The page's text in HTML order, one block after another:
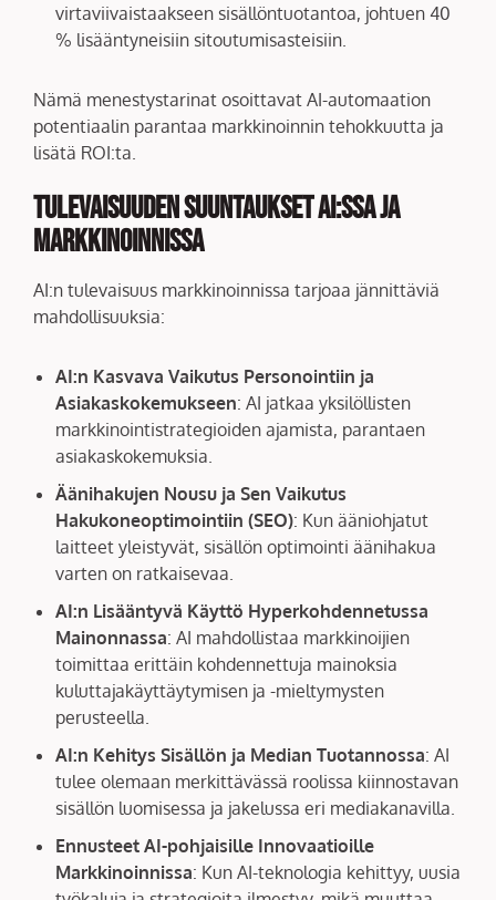
virtaviivaistaakseen sisällöntuotantoa, johtuen 40
% lisääntyneisiin sitoutumisasteisiin.
Nämä menestystarinat osoittavat AI-automaation
potentiaalin parantaa markkinoinnin tehokkuutta ja
lisätä ROI:ta.
Tulevaisuuden Suuntaukset AI:ssa ja
Markkinoinnissa
AI:n tulevaisuus markkinoinnissa tarjoaa jännittäviä
mahdollisuuksia:
AI:n Kasvava Vaikutus Personointiin ja
Asiakaskokemukseen: AI jatkaa yksilöllisten
markkinointistrategioiden ajamista, parantaen
asiakaskokemuksia.
Äänihakujen Nousu ja Sen Vaikutus
Hakukoneoptimointiin (SEO): Kun ääniohjatut
laitteet yleistyvät, sisällön optimointi äänihakua
varten on ratkaisevaa.
AI:n Lisääntyvä Käyttö Hyperkohdennetussa
Mainonnassa: AI mahdollistaa markkinoijien
toimittaa erittäin kohdennettuja mainoksia
kuluttajakäyttäytymisen ja -mieltymysten
perusteella.
AI:n Kehitys Sisällön ja Median Tuotannossa: AI
tulee olemaan merkittävässä roolissa kiinnostavan
sisällön luomisessa ja jakelussa eri mediakanavilla.
Ennusteet AI-pohjaisille Innovaatioille
Markkinoinnissa: Kun AI-teknologia kehittyy, uusia